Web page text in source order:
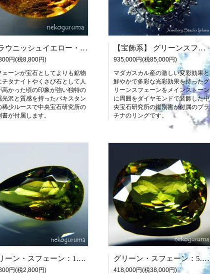
ブラウニッシュイエロー・スフェーン：4.216ct（中宝研鑑別書付属）
円(税8,800円)
ェーンが宝石としてよりも鉱物
チタナイトやくさび石として人
高かった頃の印象が強い独特の
光沢と質感を持ったパキスタン
稀少ルースで中央宝石研究所の
書が付属します。
【宝飾系】 グリーンスフェーンのプラチナリング（中央宝石研究所鑑別書付属）
935,000円(税85,000円)
マダガスカル産の激しい変彩効果と
鮮やかで多彩な光彩効果を持ったグ
リーンスフェーンをメインストーン
に周囲をダイヤモンドで装飾した中
央宝石研究所の鑑別書が付属のプラ
チナのリングです。
グリーン・スフェーン：1.53ct
円(税2,800円)
グリーン・スフェーン：5.652ct（中央宝石研究所鑑別書付属）
418,000円(税38,000円)